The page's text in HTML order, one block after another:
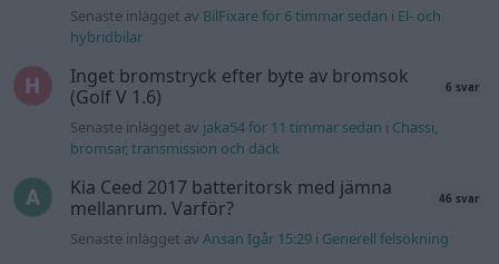
Senaste inlägget av BilFixare för 6 timmar sedan i El- och
hybridbilar
Inget bromstryck efter byte av bromsok
(Golf V 1.6)
6 svar
Senaste inlägget av jaka54 för 11 timmar sedan i Chassi,
bromsar, transmission och däck
Kia Ceed 2017 batteritorsk med jämna
mellanrum. Varför?
46 svar
Senaste inlägget avAnsan Igår 15:29 i Generell felsökning